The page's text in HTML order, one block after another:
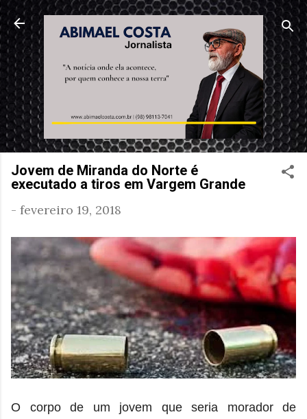
Pular para o conteúdo principal
Jovem de Miranda do Norte é
executado a tiros em Vargem Grande
- fevereiro 19, 2018
O corpo de um jovem que seria morador de